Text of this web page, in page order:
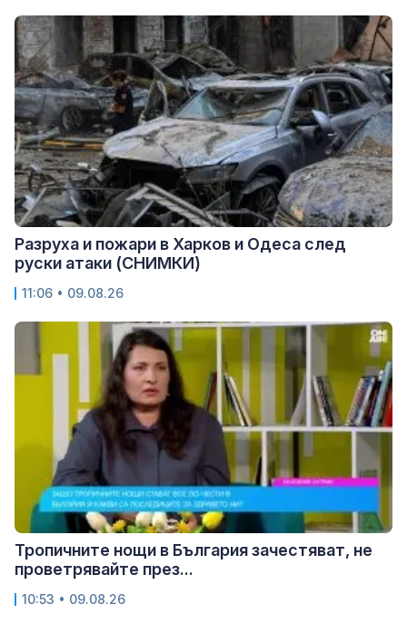
Разруха и пожари в Харков и Одеса след
руски атаки (СНИМКИ)
11:06 • 09.08.26
Тропичните нощи в България зачестяват, не
проветрявайте през...
10:53 • 09.08.26